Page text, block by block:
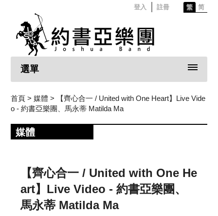
登入 註冊 繁 简
選單
首頁 > 媒體 > 【齊心合一 / United with One Heart】Live Vide
o - 約書亞樂團、馬永蒂 Matilda Ma
媒體
【齊心合一 / United with One He
art】Live Video - 約書亞樂團、
馬永蒂 Matilda Ma